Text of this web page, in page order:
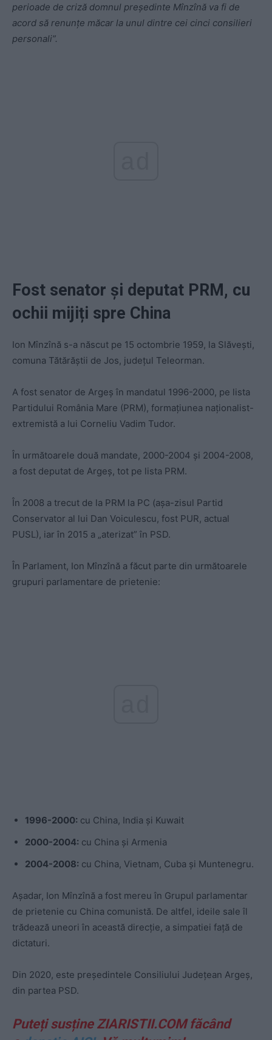
perioade de criză domnul preşedinte Mînzînă va fi de
acord să renunţe măcar la unul dintre cei cinci consilieri
personali”.
Fost senator și deputat PRM, cu
ochii mijiți spre China
Ion Mînzînă s-a născut pe 15 octombrie 1959, la Slăvești,
comuna Tătărăștii de Jos, județul Teleorman.
A fost senator de Argeș în mandatul 1996-2000, pe lista
Partidului România Mare (PRM), formațiunea naționalist-
extremistă a lui Corneliu Vadim Tudor.
În următoarele două mandate, 2000-2004 și 2004-2008,
a fost deputat de Argeș, tot pe lista PRM.
În 2008 a trecut de la PRM la PC (așa-zisul Partid
Conservator al lui Dan Voiculescu, fost PUR, actual
PUSL), iar în 2015 a „aterizat” în PSD.
În Parlament, Ion Mînzînă a făcut parte din următoarele
grupuri parlamentare de prietenie:
1996-2000: cu China, India și Kuwait
2000-2004: cu China și Armenia
2004-2008: cu China, Vietnam, Cuba și Muntenegru.
Așadar, Ion Mînzînă a fost mereu în Grupul parlamentar
de prietenie cu China comunistă. De altfel, ideile sale îl
trădează uneori în această direcție, a simpatiei față de
dictaturi.
Din 2020, este președintele Consiliului Județean Argeș,
din partea PSD.
Puteți susține ZIARISTII.COM făcând